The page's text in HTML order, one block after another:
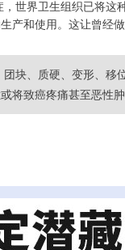
世界卫生组织已将
产和使用。这让曾经
块、质硬、变形、移
将致癌疼痛甚至恶性肿